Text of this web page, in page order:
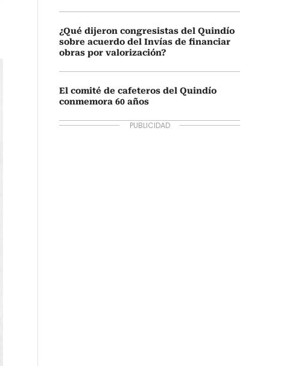
¿Qué dijeron congresistas del Quindío
sobre acuerdo del Invías de financiar
obras por valorización?
El comité de cafeteros del Quindío
conmemora 60 años